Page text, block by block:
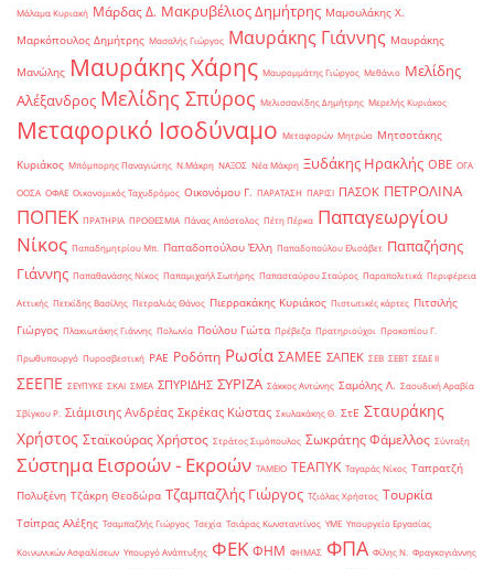
Μάλαμα Κυριακή Μάρδας Δ. Μακρυβέλιος Δημήτρης Μαμουλάκης Χ.
Μαρκόπουλος Δημήτρης Μασαλής Γιώργος Μαυράκης Γιάννης Μαυράκης
Μανώλης Μαυράκης Χάρης Μαυρομμάτης Γιώργος Μεθάνιο Μελίδης
Αλέξανδρος Μελίδης Σπύρος Μελισσανίδης Δημήτρης Μερελής Κυριάκος
Μεταφορικό Ισοδύναμο Μεταφορών Μητρώο Μητσοτάκης
Κυριάκος Μπόμπορης Παναγιώτης Ν.Μάκρη ΝΑΞΟΣ Νέα Μάκρη Ξυδάκης Ηρακλής ΟΒΕ ΟΓΑ
ΟΟΣΑ ΟΦΑΕ Οικονομικός Ταχυδρόμος Οικονόμου Γ. ΠΑΡΑΤΑΣΗ ΠΑΡΙΣΙ ΠΑΣΟΚ ΠΕΤΡΟΛΙΝΑ
ΠΟΠΕΚ ΠΡΑΤΗΡΙΑ ΠΡΟΘΕΣΜΙΑ Πάνας Απόστολος Πέτη Πέρκα Παπαγεωργίου
Νίκος Παπαδημητρίου Μπ. Παπαδοπούλου Έλλη Παπαδοπούλου Ελισάβετ Παπαζήσης
Γιάννης Παπαθανάσης Νίκος Παπαμιχαήλ Σωτήρης Παπασταύρου Σταύρος Παραπολιτικά Περιφέρεια
Αττικής Πετκίδης Βασίλης Πετραλιάς Θάνος Πιερρακάκης Κυριάκος Πιστωτικές κάρτες Πιτσιλής
Γιώργος Πλακιωτάκης Γιάννης Πολωνία Πούλου Γιώτα Πρέβεζα Πρατηριούχοι Προκοπίου Γ.
Πρωθυπουργό Πυροσβεστική ΡΑΕ Ροδόπη Ρωσία ΣΑΜΕΕ ΣΑΠΕΚ ΣΕΒ ΣΕΒΤ ΣΕΔΕ ΙΙ
ΣΕΕΠΕ ΣΕΥΠΥΚΕ ΣΚΑΙ ΣΜΕΑ ΣΠΥΡΙΔΗΣ ΣΥΡΙΖΑ Σάκκος Αντώνης Σαμόλης Λ. Σαουδική Αραβία
Σβίγκου Ρ. Σιάμισιης Ανδρέας Σκρέκας Κώστας Σκυλακάκης Θ. ΣτΕ Σταυράκης
Χρήστος Σταϊκούρας Χρήστος Στράτος Σιμόπουλος Σωκράτης Φάμελλος Σύνταξη
Σύστημα Εισροών - Εκροών ΤΑΜΕΙΟ ΤΕΑΠΥΚ Ταγαράς Νίκος Ταπρατζή
Πολυξένη Τζάκρη Θεοδώρα Τζαμπαζλής Γιώργος Τζιόλας Χρήστος Τουρκία
Τσίπρας Αλέξης Τσαμπαζλής Γιώργος Τσεχία Τσιάρας Κωνσταντίνος ΥΜΕ Υπουργείο Εργασίας
Κοινωνικών Ασφαλίσεων Υπουργό Ανάπτυξης ΦΕΚ ΦΗΜ ΦΗΜΑΣ ΦΠΑ Φίλης Ν. Φραγκογιάννης